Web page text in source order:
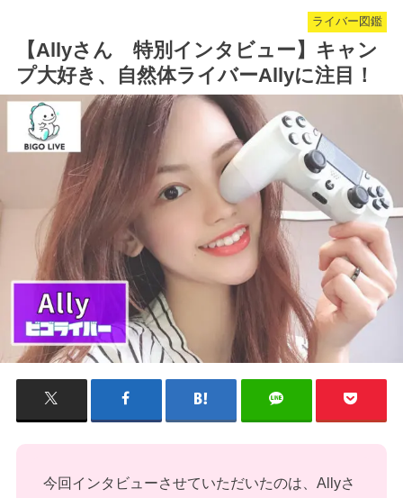
ライバー図鑑
【Allyさん 特別インタビュー】キャン
プ大好き、自然体ライバーAllyに注目！
今回インタビューさせていただいたのは、Allyさ